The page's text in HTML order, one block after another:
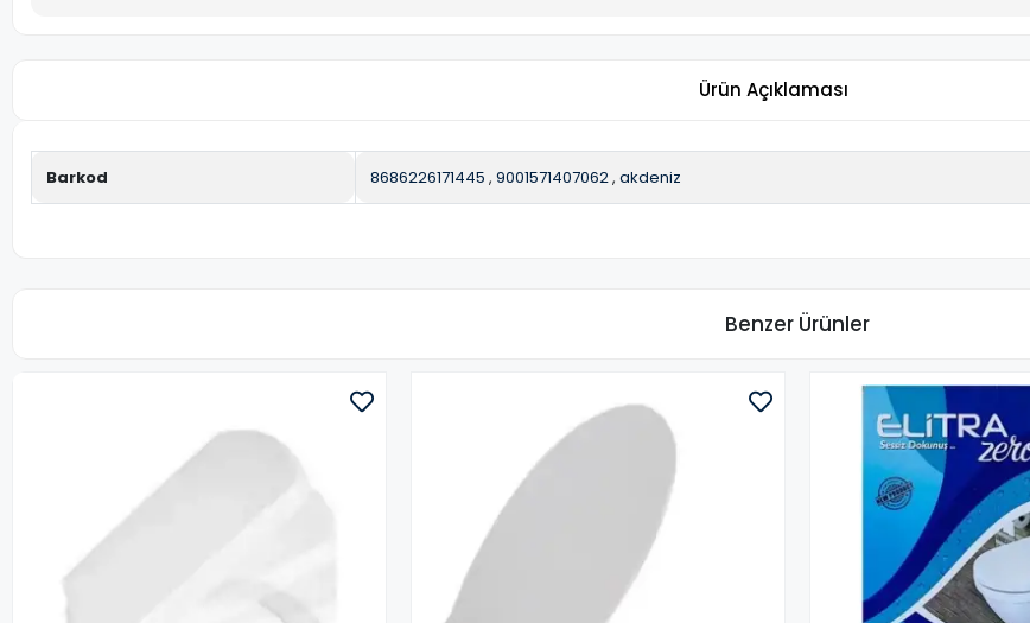
Ürün Açıklaması
Barkod 8686226171445 , 9001571407062, akdeniz
Benzer Ürünler